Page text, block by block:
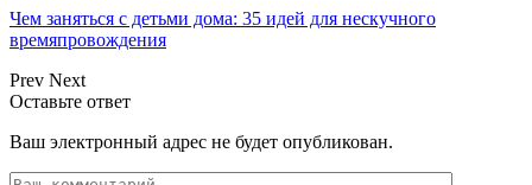
Чем заняться с детьми дома: 35 идей для нескучного
времяпровождения
Prev Next
Оставьте ответ
Ваш электронный адрес не будет опубликован.